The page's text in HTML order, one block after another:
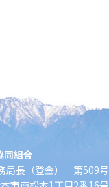
同組合
局長（登金） 第509号